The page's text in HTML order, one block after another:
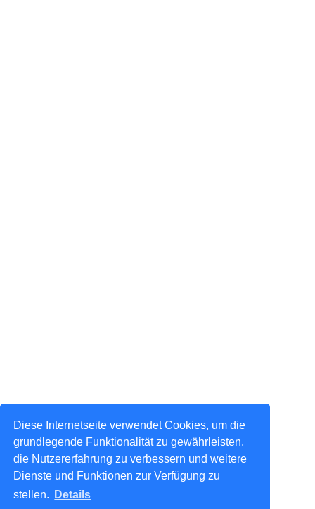
Diese Internetseite verwendet Cookies, um die
grundlegende Funktionalität zu gewährleisten,
die Nutzererfahrung zu verbessern und weitere
Dienste und Funktionen zur Verfügung zu
stellen.
Details